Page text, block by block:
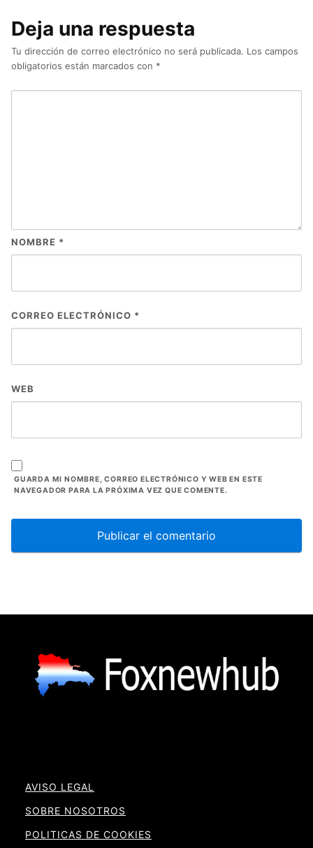
Deja una respuesta
Tu dirección de correo electrónico no será publicada. Los campos
obligatorios están marcados con *
NOMBRE *
CORREO ELECTRÓNICO *
WEB
GUARDA MI NOMBRE, CORREO ELECTRÓNICO Y WEB EN ESTE
NAVEGADOR PARA LA PRÓXIMA VEZ QUE COMENTE.
AVISO LEGAL
SOBRE NOSOTROS
POLITICAS DE COOKIES